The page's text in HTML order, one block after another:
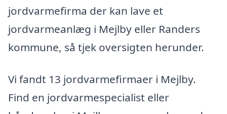
jordvarmefirma der kan lave et
jordvarmeanlæg i Mejlby eller Randers
kommune, så tjek oversigten herunder.
Vi fandt 13 jordvarmefirmaer i Mejlby.
Find en jordvarmespecialist eller